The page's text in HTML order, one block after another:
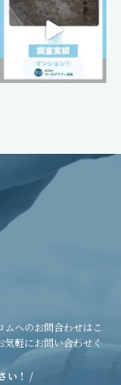
へのお問合わせはこ
軽にお問い合わせく
い！ /